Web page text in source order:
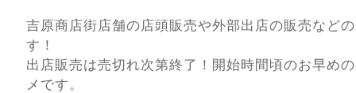
吉原商店街店舗の店頭販売や外部出店の販売など
す！
出店販売は売切れ次第終了！開始時間頃のお早め
メです。